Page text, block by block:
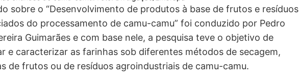
sobre o “Desenvolvimento de produtos à base de frutos e resíduos
do processamento de camu-camu” foi conduzido por Pedro
Guimarães e com base nele, a pesquisa teve o objetivo de
e caracterizar as farinhas sob diferentes métodos de secagem,
de frutos ou de resíduos agroindustriais de camu-camu.